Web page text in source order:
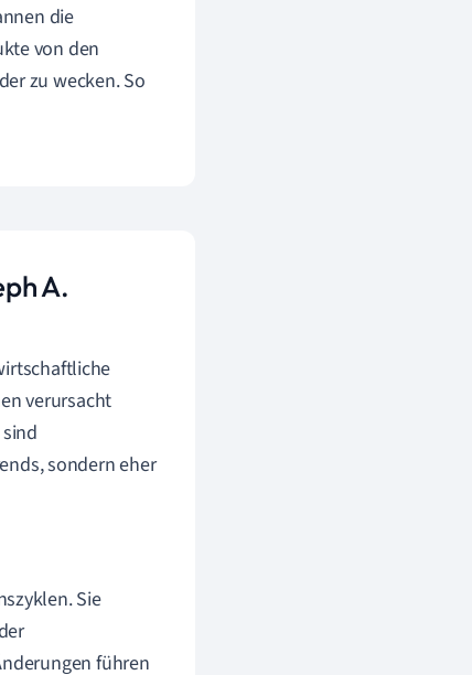
die
von den
zu wecken. So
A.
verursacht
sind
sondern eher
Sie
führen